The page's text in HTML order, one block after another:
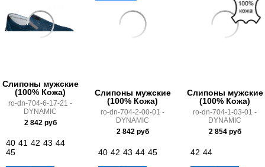
Слипоны мужские
(100% Кожа)
ro-dn-704-6-17-21 -
DYNAMIC
2 842руб
40 41 42 43 44
45
Слипоны мужские
(100% Кожа)
ro-dn-704-2-00-01 -
DYNAMIC
2 842руб
40 42 43 44 45
Слипоны мужские
(100% Кожа)
ro-dn-704-1-03-01 -
DYNAMIC
2 854руб
42 44